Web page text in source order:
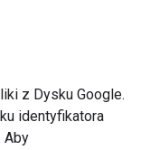
z Dysku Google.
identyfikatora
Aby